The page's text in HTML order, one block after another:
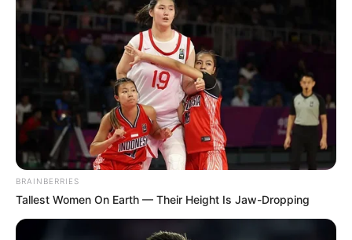
BRAINBERRIES
Tallest Women On Earth — Their Height Is Jaw-Dropping